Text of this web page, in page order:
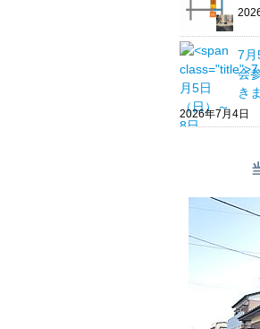
7月
会
き
2026年7月4日